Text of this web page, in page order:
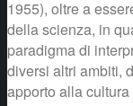
1955), oltre a
della scienza, in
paradigma di
diversi altri ambiti,
apporto alla